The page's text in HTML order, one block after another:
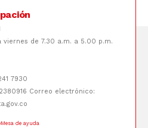
de 7.30 a.m. a 5.00 p.m.
7930
Correo electrónico:
Mesa de ayuda